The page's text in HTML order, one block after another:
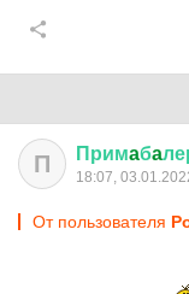
П Примaбa
18:07,
От пользователя